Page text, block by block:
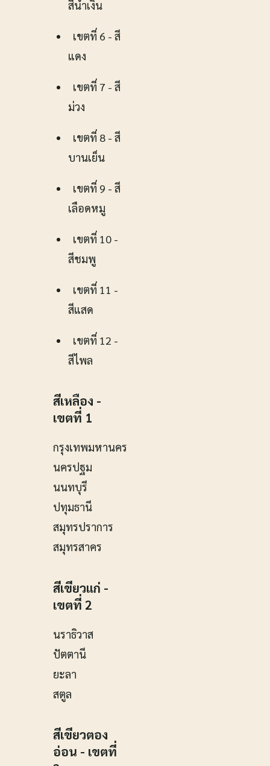
สีน้ำเงิน
เขตที่ 6 - สี
แดง
เขตที่ 7 - สี
ม่วง
เขตที่ 8 - สี
บานเย็น
เขตที่ 9 - สี
เลือดหมู
เขตที่ 10 -
สีชมพู
เขตที่ 11 -
สีแสด
เขตที่ 12 -
สีไพล
สีเหลือง -
เขตที่ 1
กรุงเทพมหานคร
นครปฐม
นนทบุรี
ปทุมธานี
สมุทรปราการ
สมุทรสาคร
สีเขียวแก่ -
เขตที่ 2
นราธิวาส
ปัตตานี
ยะลา
สตูล
สีเขียวตอง
อ่อน - เขตที่